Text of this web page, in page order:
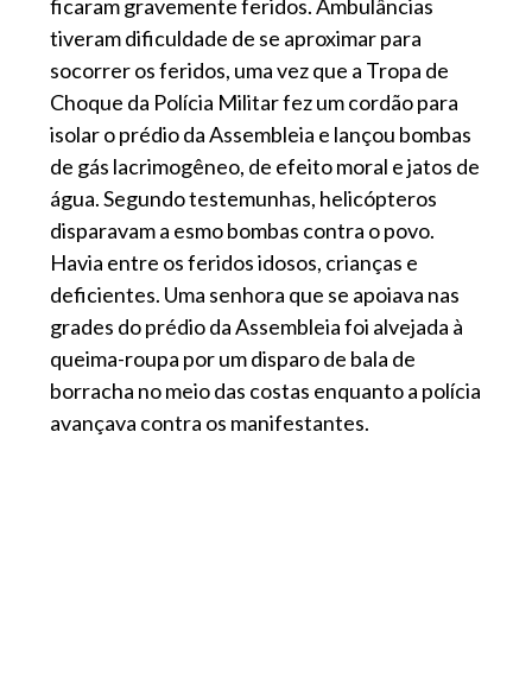
ficaram gravemente feridos. Ambulâncias
tiveram dificuldade de se aproximar para
socorrer os feridos, uma vez que a Tropa de
Choque da Polícia Militar fez um cordão para
isolar o prédio da Assembleia e lançou bombas
de gás lacrimogêneo, de efeito moral e jatos de
água. Segundo testemunhas, helicópteros
disparavam a esmo bombas contra o povo.
Havia entre os feridos idosos, crianças e
deficientes. Uma senhora que se apoiava nas
grades do prédio da Assembleia foi alvejada à
queima-roupa por um disparo de bala de
borracha no meio das costas enquanto a polícia
avançava contra os manifestantes.